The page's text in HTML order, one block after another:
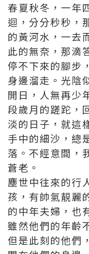
春夏秋冬，一年
迴，分分秒秒，
的黃河水，一去
此的無奈，那滴
停不下來的腳步
身邊溜走。光陰
開日，人無再少
段歲月的蹉跎，
淡的日子，就這
手中的細沙，總
落。不經意間，
蒼老。
塵世中往來的行
孩，有帥氣靚麗
的中年夫婦，
雖然他們的年齡
但是此刻的他們